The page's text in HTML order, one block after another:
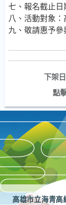
七、報名截止日
八、活動對象：
九、敬請惠予參
下架
點
高雄市立海青高